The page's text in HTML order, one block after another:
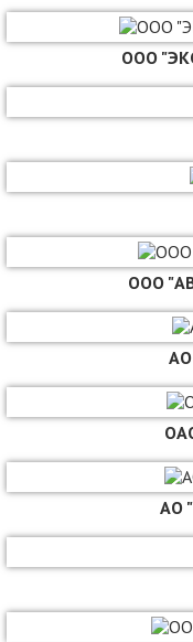
ООО
ООО
АО